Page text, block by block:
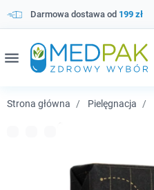
Darmowa dostawa od 199 zł
menu
Strona główna Pielęgnacja